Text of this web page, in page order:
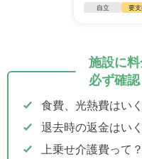
自立 要
施設に
必ず確
食費、光熱費はい
退去時の返金はい
上乗せ介護費って？